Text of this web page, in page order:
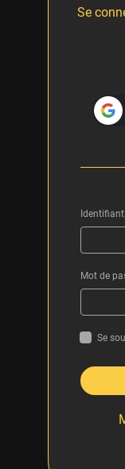
Se
Mot de
Se